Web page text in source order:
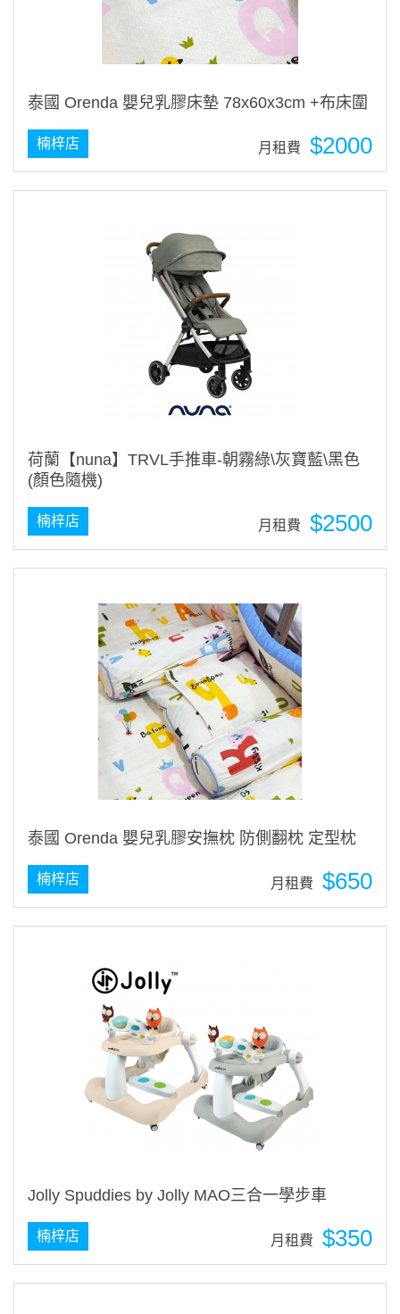
泰國 Orenda 嬰兒乳膠床墊 78x60x3cm +布床圍
$2000
月租費
楠梓店
荷蘭【nuna】TRVL手推車-朝霧綠\灰寶藍\黑色
(顏色隨機)
$2500
月租費
楠梓店
泰國 Orenda 嬰兒乳膠安撫枕 防側翻枕 定型枕
$650
月租費
楠梓店
Jolly Spuddies by Jolly MAO三合一學步車
$350
月租費
楠梓店